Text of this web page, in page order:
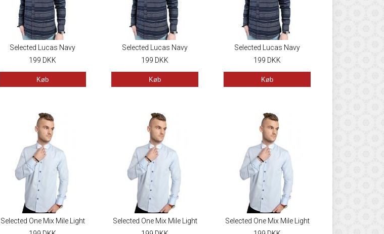
Selected Lucas Navy
199 DKK
Køb
Selected Lucas Navy
199 DKK
Køb
Selected Lucas Navy
199 DKK
Køb
Selected One Mix Mile Light
Selected One Mix Mile Light
Selected One Mix Mile Light